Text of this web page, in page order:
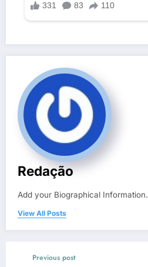
Redação
Add your Biographical Information.
View All Posts
Previous post